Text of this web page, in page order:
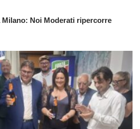
Milano: Noi Moderati ripercorre